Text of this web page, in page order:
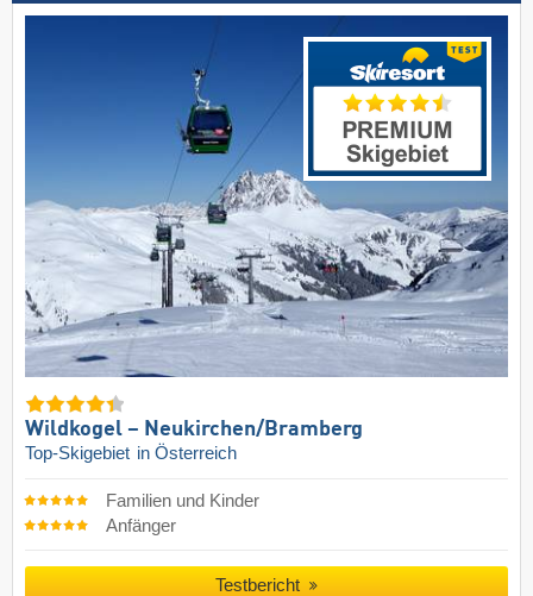
Wildkogel – Neukirchen/​Bramberg
Top-Skigebiet in Österreich
Familien und Kinder
Anfänger
Testbericht